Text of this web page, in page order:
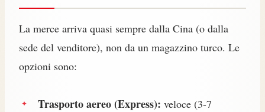
La merce arriva quasi sempre dalla Cina (o dalla
sede del venditore), non da un magazzino turco. Le
opzioni sono:
Trasporto aereo (Express): veloce (3-7